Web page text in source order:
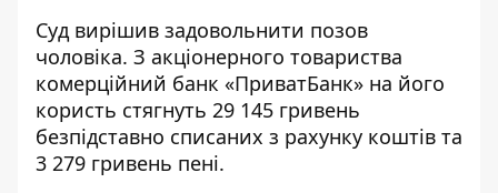
Суд вирішив задовольнити позов
чоловіка. З акціонерного товариства
комерційний банк «ПриватБанк» на його
користь стягнуть 29 145 гривень
безпідставно списаних з рахунку коштів та
3 279 гривень пені.